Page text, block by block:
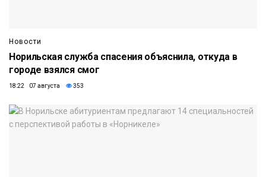
Новости
Норильская служба спасения объяснила, откуда в
городе взялся смог
18:22 07 августа 353